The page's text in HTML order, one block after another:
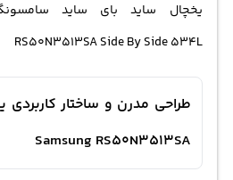
یخچال ساید بای ساید
RS50N3513SA Side By Side 534L
طراحی مدرن و ساختار کاربردی
Samsung RS50N3513SA